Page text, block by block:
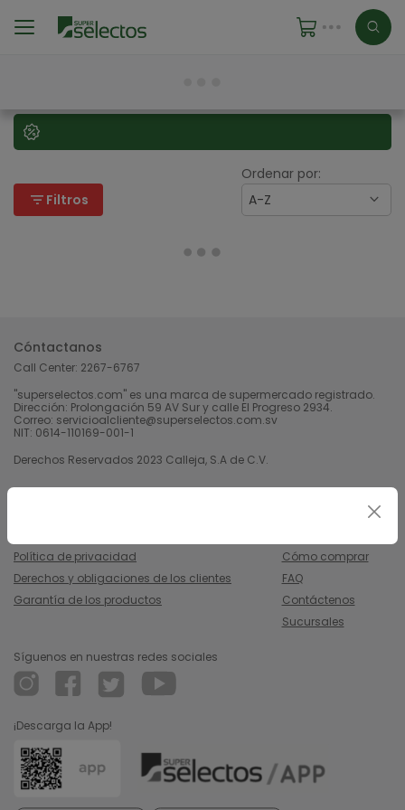
filter_list Filtros
Ordenar por:
A-Z
Cóntactanos
Call Center: 2267-6767
"superselectos.com" es una marca de supermercado registrado.
Dirección: Prolongación 59 AV Sur y calle El Progreso 2934.
Correo: servicioalcliente@superselectos.com.sv
NIT: 0614-110169-001-1
Derechos Reservados 2023 Calleja, S.A de C.V.
Política de privacidad
Derechos y obligaciones de los clientes
Garantía de los productos
Cómo comprar
FAQ
Contáctenos
Sucursales
Síguenos en nuestras redes sociales
¡Descarga la App!